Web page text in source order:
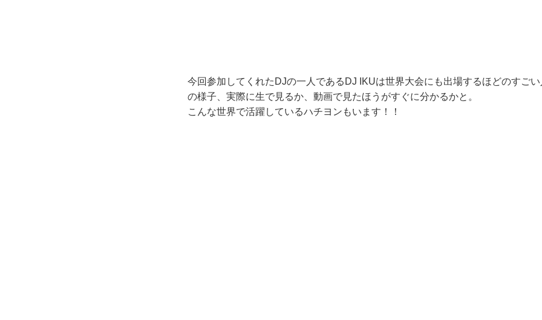
今回参加してくれたDJの一人であるDJ IKUは世界大会にも出場するほどのすご
の様子、実際に生で見るか、動画で見たほうがすぐに分かるかと。
こんな世界で活躍しているハチヨンもいます！！